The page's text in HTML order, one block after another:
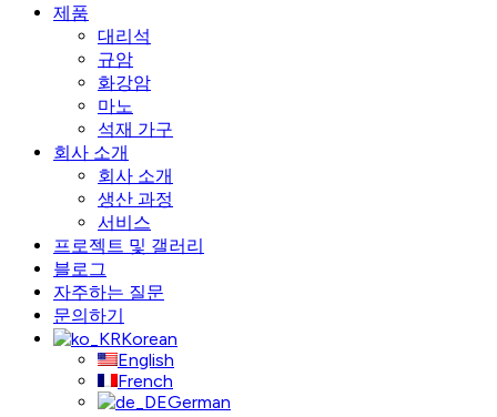
제품
대리석
규암
화강암
마노
석재 가구
회사 소개
회사 소개
생산 과정
서비스
프로젝트 및 갤러리
블로그
자주하는 질문
문의하기
Korean
English
French
German